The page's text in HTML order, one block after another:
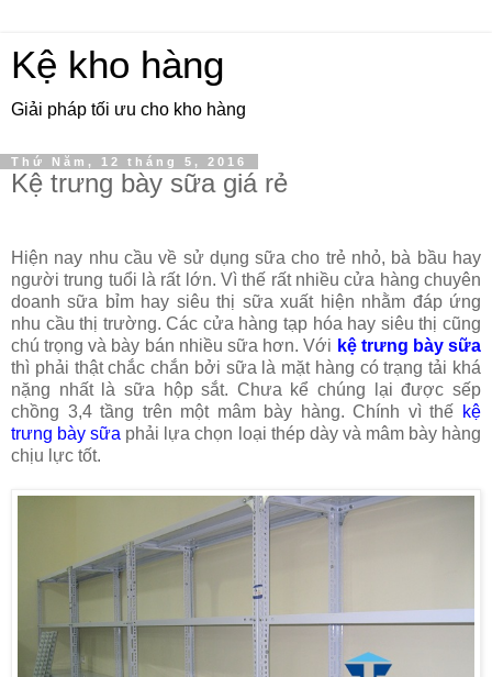
Kệ kho hàng
Giải pháp tối ưu cho kho hàng
Thứ Năm, 12 tháng 5, 2016
Kệ trưng bày sữa giá rẻ
Hiện nay nhu cầu về sử dụng sữa cho trẻ nhỏ, bà bầu hay
người trung tuổi là rất lớn. Vì thế rất nhiều cửa hàng chuyên
doanh sữa bỉm hay siêu thị sữa xuất hiện nhằm đáp ứng
nhu cầu thị trường. Các cửa hàng tạp hóa hay siêu thị cũng
chú trọng và bày bán nhiều sữa hơn. Với kệ trưng bày sữa
thì phải thật chắc chắn bởi sữa là mặt hàng có trạng tải khá
nặng nhất là sữa hộp sắt. Chưa kể chúng lại được sếp
chồng 3,4 tầng trên một mâm bày hàng. Chính vì thế kệ
trưng bày sữa phải lựa chọn loại thép dày và mâm bày hàng
chịu lực tốt.